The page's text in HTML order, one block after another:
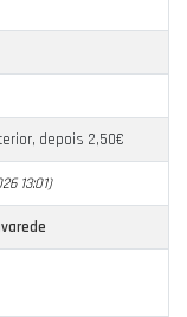
depois 2,50€
13:01)